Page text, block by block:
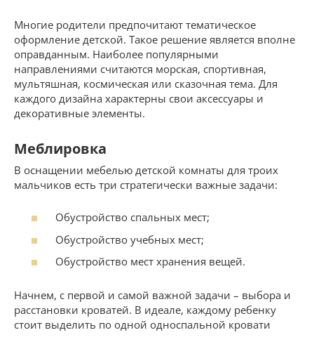
Многие родители предпочитают тематическое
оформление детской. Такое решение является вполне
оправданным. Наиболее популярными
направлениями считаются морская, спортивная,
мультяшная, космическая или сказочная тема. Для
каждого дизайна характерны свои аксессуары и
декоративные элементы.
Меблировка
В оснащении мебелью детской комнаты для троих
мальчиков есть три стратегически важные задачи:
Обустройство спальных мест;
Обустройство учебных мест;
Обустройство мест хранения вещей.
Начнем, с первой и самой важной задачи – выбора и
расстановки кроватей. В идеале, каждому ребенку
стоит выделить по одной односпальной кровати